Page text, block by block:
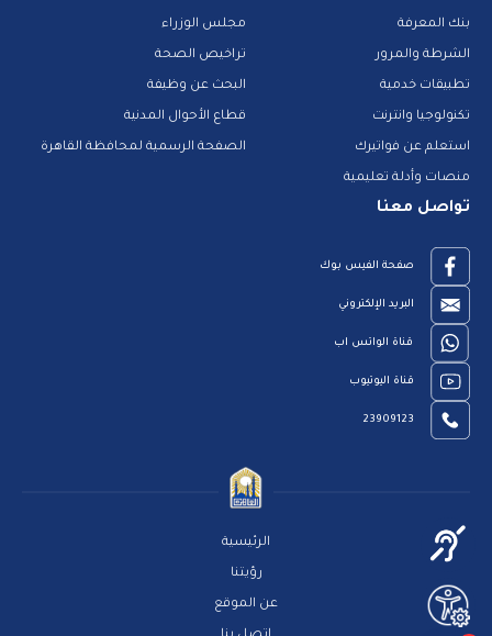
بنك المعرفة
الشرطة والمرور
تطبيقات خدمية
تكنولوجيا وانترنت
استعلم عن فواتيرك
منصات وأدلة تعليمية
مجلس الوزراء
تراخيص الصحة
البحث عن وظيفة
قطاع الأحوال المدنية
الصفحة الرسمية لمحافظة القاهرة
تواصل معنا
صفحة الفيس بوك
البريد الإلكتروني
قناة الواتس اب
قناة اليوتيوب
23909123
الرئيسية
رؤيتنا
عن الموقع